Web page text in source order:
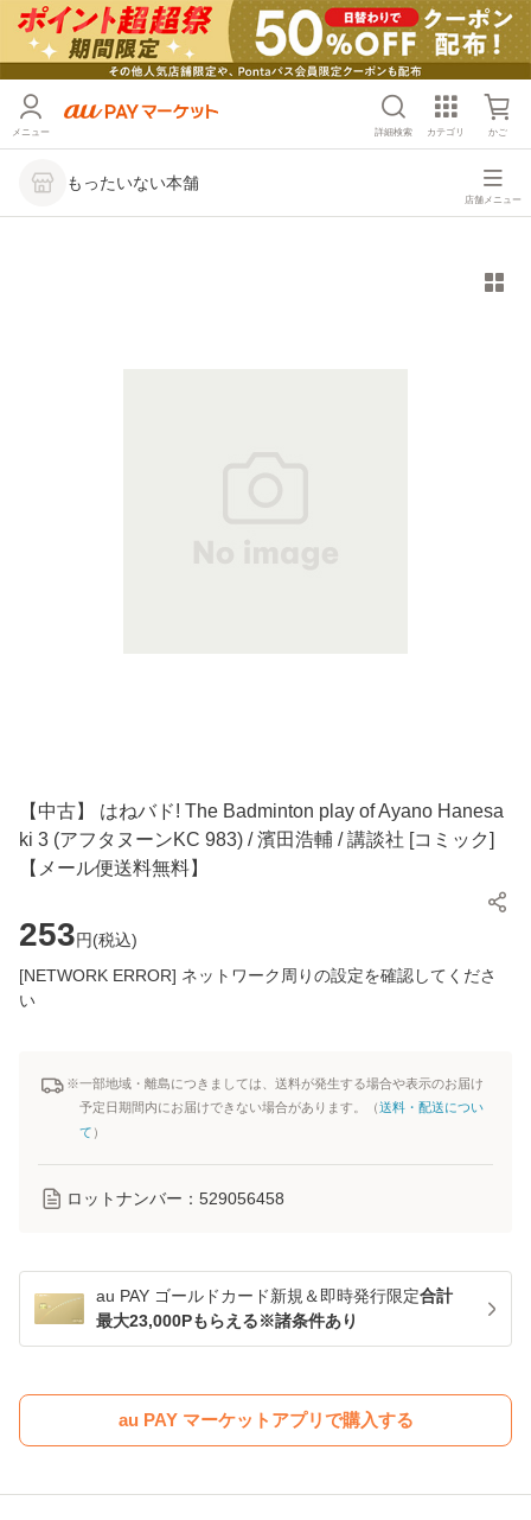
メニュー 詳細検索 カテゴリ かご
もったいない本舗
店舗メニュー
【中古】 はねバド! The Badminton play of Ayano Hanesa
ki 3 (アフタヌーンKC 983) / 濱田浩輔 / 講談社 [コミック]
【メール便送料無料】
253円(税込)
[NETWORK ERROR] ネットワーク周りの設定を確認してくださ
い
※一部地域・離島につきましては、送料が発生する場合や表示のお届け
予定日期間内にお届けできない場合があります。（送料・配送につい
て ）
ロットナンバー： 529056458
au PAY ゴールドカード新規＆即時発行限定合計
最大23,000Pもらえる※諸条件あり
au PAY マーケットアプリで購入する